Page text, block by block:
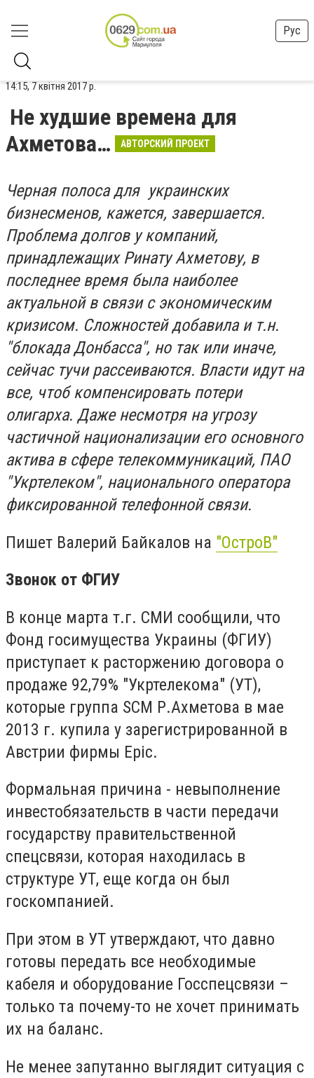
Рус
14:15, 7 квітня 2017 р.
Не худшие времена для
Ахметова…
АВТОРСКИЙ ПРОЕКТ
Черная полоса для украинских
бизнесменов, кажется, завершается.
Проблема долгов у компаний,
принадлежащих Ринату Ахметову, в
последнее время была наиболее
актуальной в связи с экономическим
кризисом. Сложностей добавила и т.н.
"блокада Донбасса", но так или иначе,
сейчас тучи рассеиваются. Власти идут на
все, чтоб компенсировать потери
олигарха. Даже несмотря на угрозу
частичной национализации его основного
актива в сфере телекоммуникаций, ПАО
"Укртелеком", национального оператора
фиксированной телефонной связи.
Пишет Валерий Байкалов на "ОстроВ"
Звонок от ФГИУ
В конце марта т.г. СМИ сообщили, что
Фонд госимущества Украины (ФГИУ)
приступает к расторжению договора о
продаже 92,79% "Укртелекома" (УТ),
которые группа SCM Р.Ахметова в мае
2013 г. купила у зарегистрированной в
Австрии фирмы Epic.
Формальная причина - невыполнение
инвестобязательств в части передачи
государству правительственной
спецсвязи, которая находилась в
структуре УТ, еще когда он был
госкомпанией.
При этом в УТ утверждают, что давно
готовы передать все необходимые
кабеля и оборудование Госспецсвязи –
только та почему-то не хочет принимать
их на баланс.
Не менее запутанно выглядит ситуация с